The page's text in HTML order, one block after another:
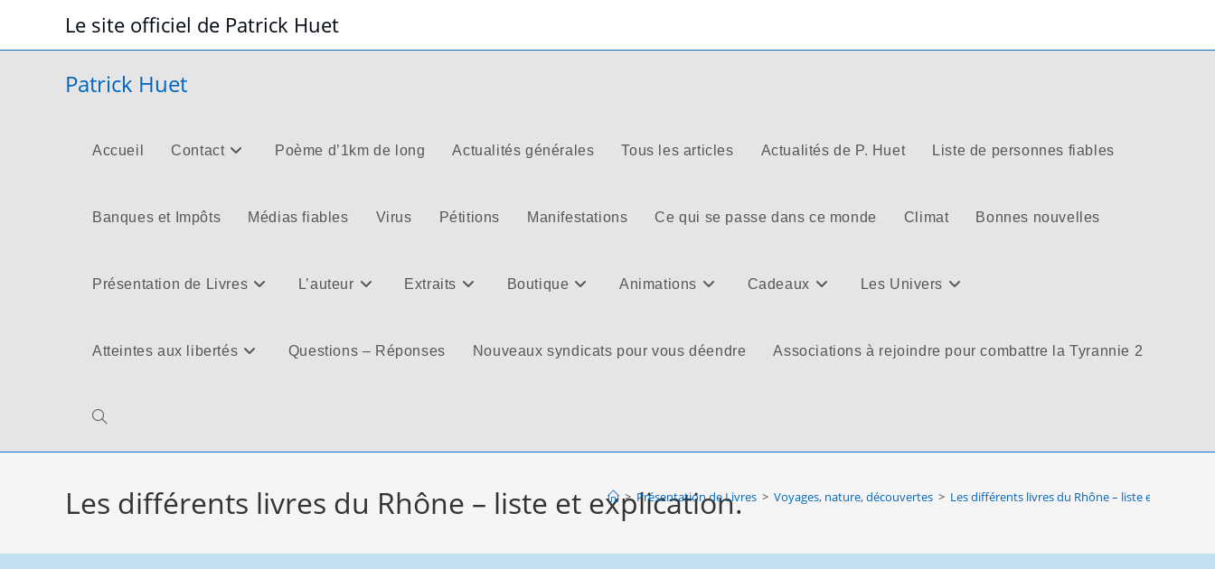
content
Le site officiel de Patrick Huet
Patrick Huet
Accueil Contact Poème d’1km de long Actualités générales Tous les articles Actualités de P. Huet Liste de personnes fiables
Banques et Impôts Médias fiables Virus Pétitions Manifestations Ce qui se passe dans ce monde Climat Bonnes nouvelles
Présentation de Livres L’auteur Extraits Boutique Animations Cadeaux Les Univers
Atteintes aux libertés Questions – Réponses Nouveaux syndicats pour vous déendre Associations à rejoindre pour combattre la Tyrannie 2
Toggle
search
Les différents livres du Rhône – liste et explication.
> Présentation de Livres > Voyages, nature, découvertes > Les différents livres du Rhône – liste et